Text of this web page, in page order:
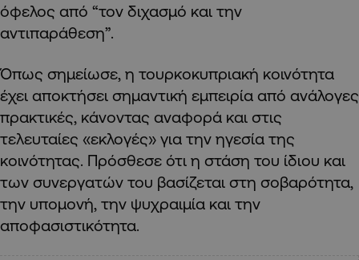
όφελος από “τον διχασμό και την
αντιπαράθεση”.
Όπως σημείωσε, η τουρκοκυπριακή κοινότητα
έχει αποκτήσει σημαντική εμπειρία από ανάλογες
πρακτικές, κάνοντας αναφορά και στις
τελευταίες «εκλογές» για την ηγεσία της
κοινότητας. Πρόσθεσε ότι η στάση του ίδιου και
των συνεργατών του βασίζεται στη σοβαρότητα,
την υπομονή, την ψυχραιμία και την
αποφασιστικότητα.